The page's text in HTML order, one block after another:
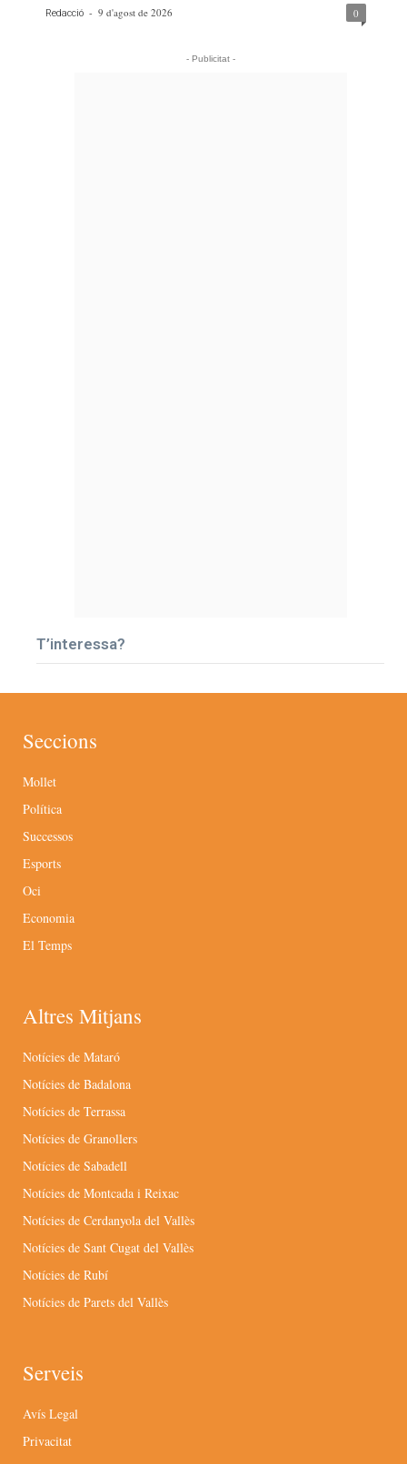
Redacció - 9 d'agost de 2026 0
- Publicitat -
T’interessa?
Seccions
Mollet
Política
Successos
Esports
Oci
Economia
El Temps
Altres Mitjans
Notícies de Mataró
Notícies de Badalona
Notícies de Terrassa
Notícies de Granollers
Notícies de Sabadell
Notícies de Montcada i Reixac
Notícies de Cerdanyola del Vallès
Notícies de Sant Cugat del Vallès
Notícies de Rubí
Notícies de Parets del Vallès
Serveis
Avís Legal
Privacitat